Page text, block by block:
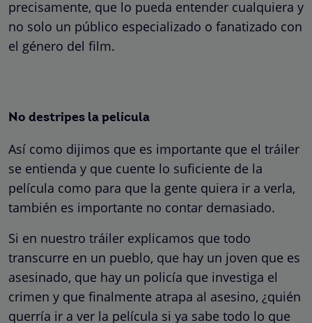
precisamente, que lo pueda entender cualquiera y
no solo un público especializado o fanatizado con
el género del film.
No destripes la película
Así como dijimos que es importante que el tráiler
se entienda y que cuente lo suficiente de la
película como para que la gente quiera ir a verla,
también es importante no contar demasiado.
Si en nuestro tráiler explicamos que todo
transcurre en un pueblo, que hay un joven que es
asesinado, que hay un policía que investiga el
crimen y que finalmente atrapa al asesino, ¿quién
querría ir a ver la película si ya sabe todo lo que